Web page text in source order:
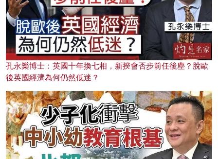
孔永樂博士：英國十年換七相，新揆會否步前任後塵？脫歐
後英國經濟為何仍然低迷？